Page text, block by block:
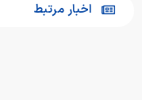
اخبار مرتبط